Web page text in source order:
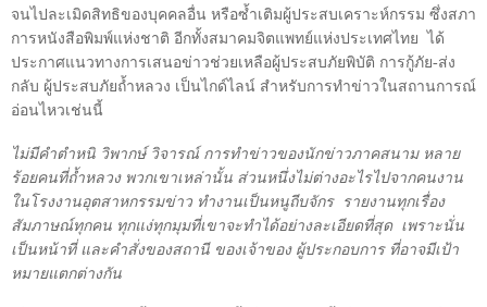
จนไปละเมิดสิทธิของบุคคลอื่น หรือซ้ำเติมผู้ประสบเคราะห์กรรม ซึ่งสภา
การหนังสือพิมพ์แห่งชาติ อีกทั้งสมาคมจิตแพทย์แห่งประเทศไทย ได้
ประกาศแนวทางการเสนอข่าวช่วยเหลือผู้ประสบภัยพิบัติ การกู้ภัย-ส่ง
กลับ ผู้ประสบภัยถ้ำหลวง เป็นไกด์ไลน์ สำหรับการทำข่าวในสถานการณ์
อ่อนไหวเช่นนี้
ไม่มีคำตำหนิ วิพากษ์ วิจารณ์ การทำข่าวของนักข่าวภาคสนาม หลาย
ร้อยคนที่ถ้ำหลวง พวกเขาเหล่านั้น ส่วนหนึ่งไม่ต่างอะไรไปจากคนงาน
ในโรงงานอุตสาหกรรมข่าว ทำงานเป็นหนูถีบจักร รายงานทุกเรื่อง
สัมภาษณ์ทุกคน ทุกแง่ทุกมุมที่เขาจะทำได้อย่างละเอียดที่สุด เพราะนั่น
เป็นหน้าที่ และคำสั่งของสถานี ของเจ้าของ ผู้ประกอบการ ที่อาจมีเป้า
หมายแตกต่างกัน